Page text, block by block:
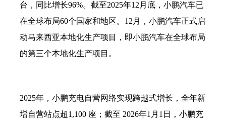
台，同比增长96%。截至2025年12月底，小鹏汽车已
在全球布局60个国家和地区。12月，小鹏汽车正式启
动马来西亚本地化生产项目，即小鹏汽车在全球布局
的第三个本地化生产项目。
2025年，小鹏充电自营网络实现跨越式增长，全年新
增自营站点超1,100 座；截至 2026年1月1日，小鹏充